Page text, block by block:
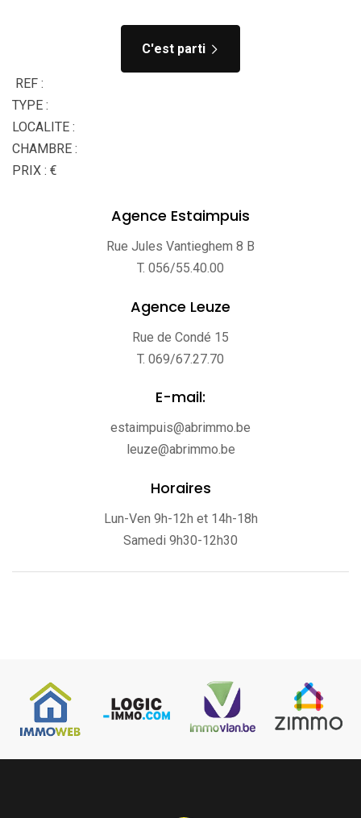
C'est parti
REF :
TYPE :
LOCALITE :
CHAMBRE :
PRIX : €
Agence Estaimpuis
Rue Jules Vantieghem 8 B
T. 056/55.40.00
Agence Leuze
Rue de Condé 15
T. 069/67.27.70
E-mail:
estaimpuis@abrimmo.be
leuze@abrimmo.be
Horaires
Lun-Ven 9h-12h et 14h-18h
Samedi 9h30-12h30